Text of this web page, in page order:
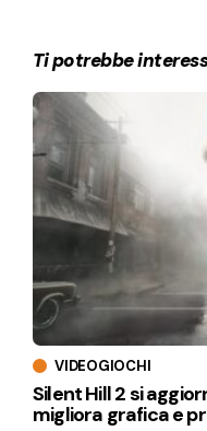
Ti potrebbe
VIDEOGIOCHI
Silent Hill 2 si
migliora grafica e